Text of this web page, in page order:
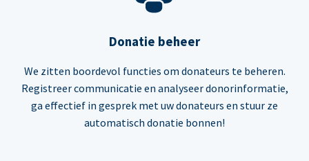
Donatie beheer
We zitten boordevol functies om donateurs te beheren.
Registreer communicatie en analyseer donorinformatie,
ga effectief in gesprek met uw donateurs en stuur ze
automatisch donatie bonnen!